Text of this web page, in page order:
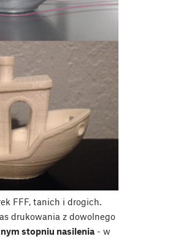
FFF, tanich i drogich.
drukowania z dowolnego
stopniu nasilenia - w